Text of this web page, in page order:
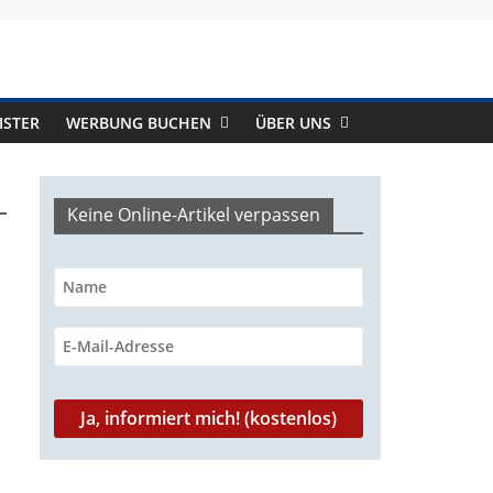
WERBUNG BUCHEN ÜBER UNS
Keine Online-Artikel verpassen